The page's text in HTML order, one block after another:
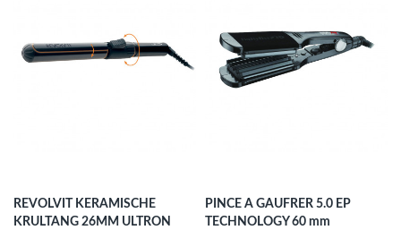
REVOLVIT KERAMISCHE
KRULTANG 26MM ULTRON
PINCE A GAUFRER 5.0 EP
TECHNOLOGY 60 mm